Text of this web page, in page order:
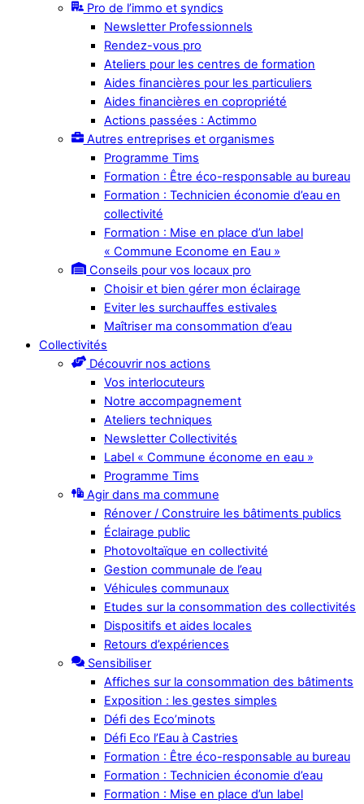
Pro de l’immo et syndics
Newsletter Professionnels
Rendez-vous pro
Ateliers pour les centres de formation
Aides financières pour les particuliers
Aides financières en copropriété
Actions passées : Actimmo
Autres entreprises et organismes
Programme Tims
Formation : Être éco-responsable au bureau
Formation : Technicien économie d’eau en
collectivité
Formation : Mise en place d’un label
« Commune Econome en Eau »
Conseils pour vos locaux pro
Choisir et bien gérer mon éclairage
Eviter les surchauffes estivales
Maîtriser ma consommation d’eau
Collectivités
Découvrir nos actions
Vos interlocuteurs
Notre accompagnement
Ateliers techniques
Newsletter Collectivités
Label « Commune économe en eau »
Programme Tims
Agir dans ma commune
Rénover / Construire les bâtiments publics
Éclairage public
Photovoltaïque en collectivité
Gestion communale de l’eau
Véhicules communaux
Etudes sur la consommation des collectivités
Dispositifs et aides locales
Retours d’expériences
Sensibiliser
Affiches sur la consommation des bâtiments
Exposition : les gestes simples
Défi des Eco’minots
Défi Eco l’Eau à Castries
Formation : Être éco-responsable au bureau
Formation : Technicien économie d’eau
Formation : Mise en place d’un label